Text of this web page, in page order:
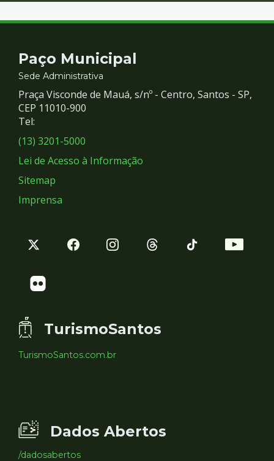
Contato
e
Redes
Sociais
Paço Municipal
Sede Administrativa
Praça Visconde de Mauá, s/nº - Centro, Santos - SP,
CEP 11010-900
Tel:
(13) 3201-5000
Lei de Acesso à Informação
Sitemap
Imprensa
TurismoSantos
TurismoSantos.com.br
Dados Abertos
/dadosabertos